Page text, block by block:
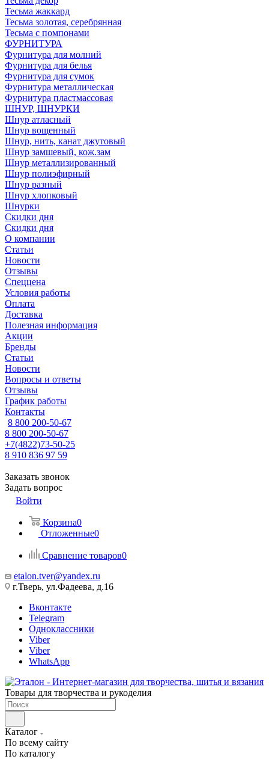
Тесьма жаккард
Тесьма золотая, серебрянная
Тесьма с помпонами
ФУРНИТУРА
Фурнитура для молний
Фурнитура для белья
Фурнитура для сумок
Фурнитура металлическая
Фурнитура пластмассовая
ШНУР, ШНУРКИ
Шнур атласный
Шнур вощенный
Шнур, нить, канат джутовый
Шнур замшевый, кож.зам
Шнур металлизированный
Шнур полиэфирный
Шнур разный
Шнур хлопковый
Шнурки
Скидки дня
Скидки дня
О компании
Статьи
Новости
Отзывы
Спеццена
Условия работы
Оплата
Доставка
Полезная информация
Акции
Бренды
Статьи
Новости
Вопросы и ответы
Отзывы
График работы
Контакты
8 800 200-50-67
8 800 200-50-67
+7(4822)73-50-25
8 910 836 97 59
Заказать звонок
Задать вопрос
Войти
Корзина0
Отложенные0
Сравнение товаров0
etalon.tver@yandex.ru
г.Тверь, ул.Фадеева, д.16
Вконтакте
Telegram
Одноклассники
Viber
Viber
WhatsApp
Товары для творчества и рукоделия
Каталог
По всему сайту
По каталогу